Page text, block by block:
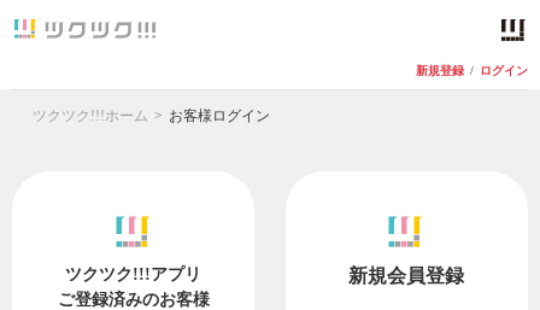
新規登録 / ログイン
ツクツク!!!ホーム お客様ログイン
ツクツク!!!アプリ
ご登録済みのお客様
新規会員登録